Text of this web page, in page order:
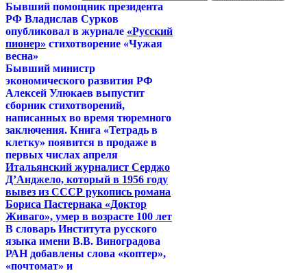
Бывший помощник президента
РФ Владислав Сурков
опубликовал в журнале «Русский
пионер» стихотворение «Чужая
весна»
Бывший министр
экономического развития РФ
Алексей Улюкаев выпустит
сборник стихотворений,
написанных во время тюремного
заключения. Книга «Тетрадь в
клетку» появится в продаже в
первых числах апреля
Итальянский журналист Серджо
Д’Анджело, который в 1956 году
вывез из СССР рукопись романа
Бориса Пастернака «Доктор
Живаго», умер в возрасте 100 лет
В словарь Института русского
языка имени В.В. Виноградова
РАН добавлены слова «коптер»,
«почтомат» и